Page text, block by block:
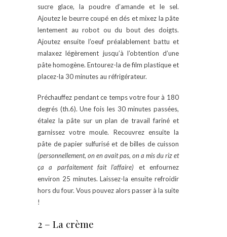
sucre glace, la poudre d’amande et le sel.
Ajoutez le beurre coupé en dés et mixez la pâte
lentement au robot ou du bout des doigts.
Ajoutez ensuite l’oeuf préalablement battu et
malaxez légèrement jusqu’à l’obtention d’une
pâte homogène. Entourez-la de film plastique et
placez-la 30 minutes au réfrigérateur.
Préchauffez pendant ce temps votre four à 180
degrés (th.6). Une fois les 30 minutes passées,
étalez la pâte sur un plan de travail fariné et
garnissez votre moule. Recouvrez ensuite la
pâte de papier sulfurisé et de billes de cuisson
(personnellement, on en avait pas, on a mis du riz et
ça a parfaitement fait l’affaire) et enfournez
environ 25 minutes. Laissez-la ensuite refroidir
hors du four. Vous pouvez alors passer à la suite
!
2 – La crème